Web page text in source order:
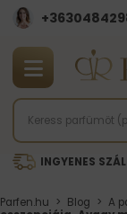
INGYENES
Parfen.hu > Blog > A